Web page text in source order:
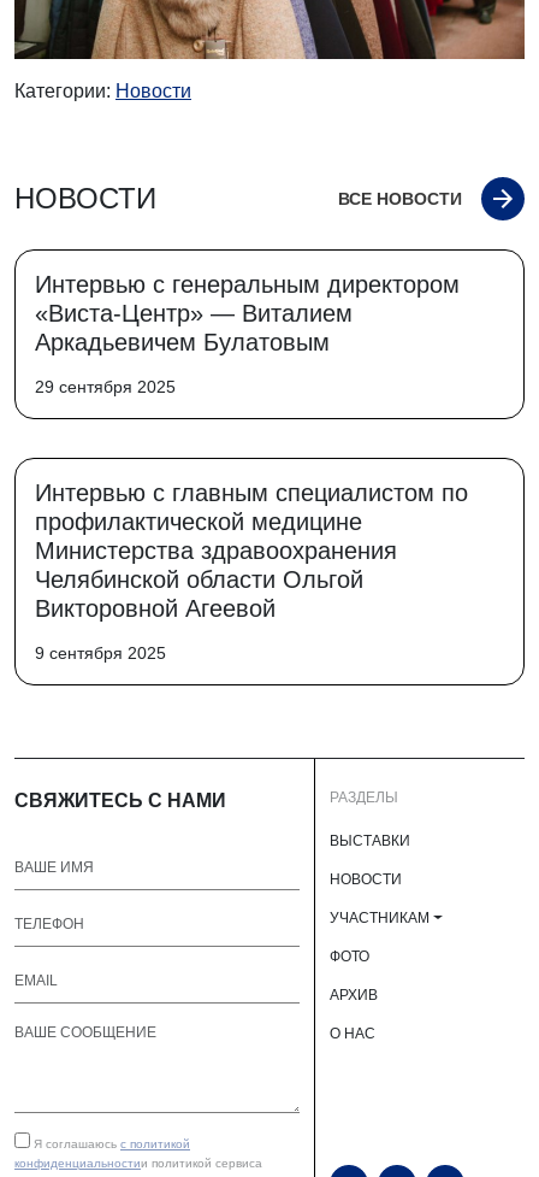
Категории: Новости
НОВОСТИ ВСЕ НОВОСТИ
Интервью с генеральным директором
«Виста-Центр» — Виталием
Аркадьевичем Булатовым
29 сентября 2025
Интервью с главным специалистом по
профилактической медицине
Министерства здравоохранения
Челябинской области Ольгой
Викторовной Агеевой
9 сентября 2025
СВЯЖИТЕСЬ С НАМИ
Я соглашаюсь с политикой
конфиденциальностии политикой сервиса
РАЗДЕЛЫ
ВЫСТАВКИ
НОВОСТИ
УЧАСТНИКАМ
ФОТО
АРХИВ
О НАС